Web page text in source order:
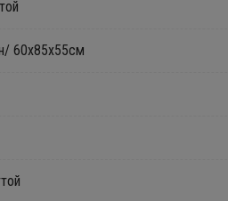
60х85х55см